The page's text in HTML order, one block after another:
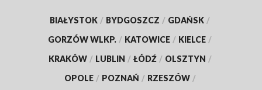
BIAŁYSTOK / BYDGOSZCZ / GDAŃSK /
GORZÓW WLKP. / KATOWICE / KIELCE /
KRAKÓW / LUBLIN / ŁÓDŹ / OLSZTYN /
OPOLE / POZNAŃ / RZESZÓW /